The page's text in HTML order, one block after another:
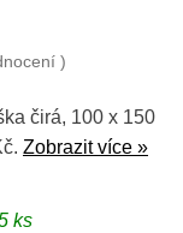
)
čirá, 100 x 150
Zobrazit více »
ks